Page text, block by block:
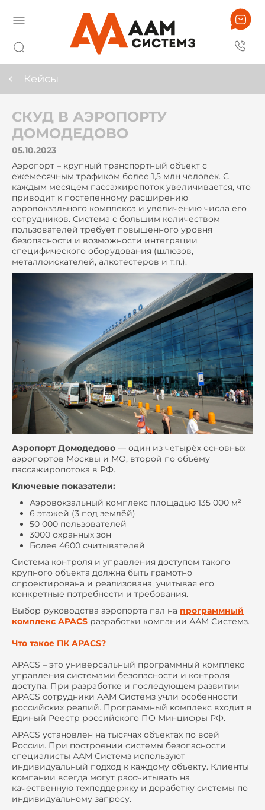
Кейсы
СКУД В АЭРОПОРТУ
ДОМОДЕДОВО
05.10.2023
Аэропорт – крупный транспортный объект с
ежемесячным трафиком более 1,5 млн человек. С
каждым месяцем пассажиропоток увеличивается, что
приводит к постепенному расширению
аэровокзального комплекса и увеличению числа его
сотрудников. Система с большим количеством
пользователей требует повышенного уровня
безопасности и возможности интеграции
специфического оборудования (шлюзов,
металлоискателей, алкотестеров и т.п.).
Аэропорт Домодедово — один из четырёх основных
аэропортов Москвы и МО, второй по объёму
пассажиропотока в РФ.
Ключевые показатели:
Аэровокзальный комплекс площадью 135 000 м²
6 этажей (3 под землёй)
50 000 пользователей
3000 охранных зон
Более 4600 считывателей
Система контроля и управления доступом такого
крупного объекта должна быть грамотно
спроектирована и реализована, учитывая его
конкретные потребности и требования.
Выбор руководства аэропорта пал на программный
комплекс APACS разработки компании ААМ Системз.
Что такое ПК APACS?
APACS – это универсальный программный комплекс
управления системами безопасности и контроля
доступа. При разработке и последующем развитии
APACS сотрудники ААМ Системз учли особенности
российских реалий. Программный комплекс входит в
Единый Реестр российского ПО Минцифры РФ.
APACS установлен на тысячах объектах по всей
России. При построении системы безопасности
специалисты ААМ Системз используют
индивидуальный подход к каждому объекту. Клиенты
компании всегда могут рассчитывать на
качественную техподдержку и доработку системы по
индивидуальному запросу.